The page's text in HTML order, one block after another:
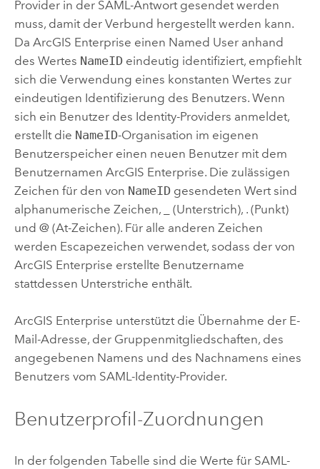
Provider in der SAML -Antwort gesendet werden
muss, damit der Verbund hergestellt werden kann.
Da ArcGIS Enterprise einen Named User anhand
des Wertes NameIDeindeutig identifiziert, empfiehlt
sich die Verwendung eines konstanten Wertes zur
eindeutigen Identifizierung des Benutzers. Wenn
sich ein Benutzer des Identity-Providers anmeldet,
erstellt die NameID-Organisation im eigenen
Benutzerspeicher einen neuen Benutzer mit dem
Benutzernamen ArcGIS Enterprise. Die zulässigen
Zeichen für den von NameIDgesendeten Wert sind
alphanumerische Zeichen, _ (Unterstrich), . (Punkt)
und @ (At-Zeichen). Für alle anderen Zeichen
werden Escapezeichen verwendet, sodass der von
ArcGIS Enterprise erstellte Benutzername
stattdessen Unterstriche enthält.
ArcGIS Enterprise unterstützt die Übernahme der E-
Mail-Adresse, der Gruppenmitgliedschaften, des
angegebenen Namens und des Nachnamens eines
Benutzers vom SAML-Identity-Provider.
Benutzerprofil-Zuordnungen
In der folgenden Tabelle sind die Werte für SAML-